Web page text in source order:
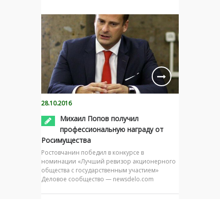
28.10.2016
Михаил Попов получил
профессиональную награду от
Росимущества
Ростовчанин победил в конкурсе в
номинации «Лучший ревизор акционерного
общества с государственным участием»
Деловое сообщество — newsdelo.com